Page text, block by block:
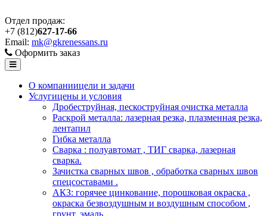
Отдел продаж:
+7 (812)627-17-66
Email: mk@gkrenessans.ru
Оформить заказ
О компаниицели и задачи
Услугицены и условия
Дробеструйная, пескоструйная очистка металла
Раскрой металла: лазерная резка, плазменная резка,
лентапил
Гибка металла
Сварка : полуавтомат , ТИГ сварка, лазерная
сварка.
Зачистка сварных швов , обработка сварных швов
спецсоставами .
АКЗ: горячее цинкование, порошковая окраска ,
окраска безвоздушным и воздушным способом ,
грунт, эмаль .